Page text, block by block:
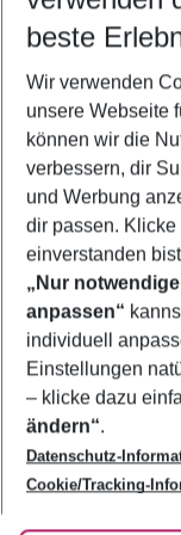
2 Erwachsene
Footer
Footer navigation
Über uns
AGB
Bestpreisgarantie
Cookie-
Cookie-Richtlinie
Agenturbetreuung
Barrierefreies
Folge uns
beste
Wir verwenden
unsere Webseite
können wir die
verbessern, dir
und Werbung
dir passen. Klicke
einverstanden
„Nur
anpassen“
individuell
Einstellungen
– klicke dazu
ändern“.
Datenschutz-
Cookie/Tracking-